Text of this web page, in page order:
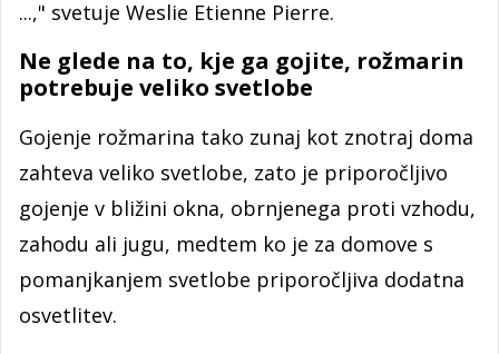
...," svetuje Weslie Etienne Pierre.
Ne glede na to, kje ga gojite, rožmarin
potrebuje veliko svetlobe
Gojenje rožmarina tako zunaj kot znotraj doma
zahteva veliko svetlobe, zato je priporočljivo
gojenje v bližini okna, obrnjenega proti vzhodu,
zahodu ali jugu, medtem ko je za domove s
pomanjkanjem svetlobe priporočljiva dodatna
osvetlitev.